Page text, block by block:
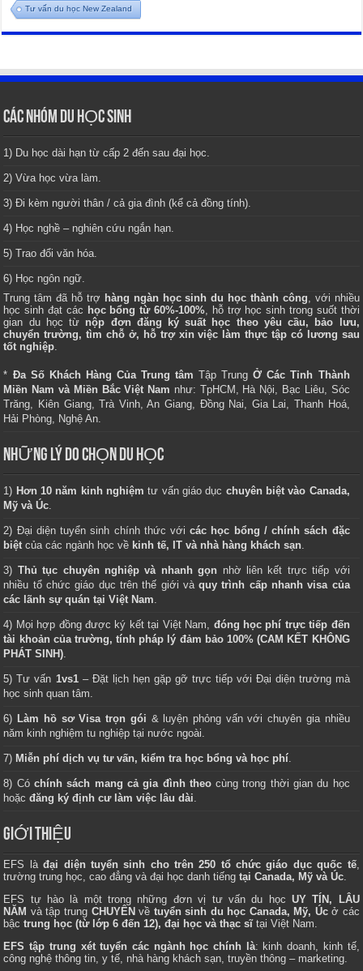
Tư vấn du học New Zealand
CÁC NHÓM DU HỌC SINH
1) Du học dài hạn từ cấp 2 đến sau đại học.
2) Vừa học vừa làm.
3) Đi kèm người thân / cả gia đình (kể cả đồng tính).
4) Học nghề – nghiên cứu ngắn hạn.
5) Trao đổi văn hóa.
6) Học ngôn ngữ.
Trung tâm đã hỗ trợ hàng ngàn học sinh du học thành công, với nhiều
học sinh đạt các học bổng từ 60%-100%, hỗ trợ học sinh trong suốt thời
gian du học từ nộp đơn đăng ký suất học theo yêu cầu, bảo lưu,
chuyển trường, tìm chỗ ở, hỗ trợ xin việc làm thực tập có lương sau
tốt nghiệp.
* Đa Số Khách Hàng Của Trung tâm Tập TrungỞ Các Tỉnh Thành
Miền Nam và Miền Bắc Việt Nam như: TpHCM, Hà Nội, Bạc Liêu, Sóc
Trăng, Kiên Giang, Trà Vinh, An Giang, Đồng Nai, Gia Lai, Thanh Hoá,
Hải Phòng, Nghệ An.
NHỮNG LÝ DO CHỌN DU HỌC
1) Hơn 10 năm kinh nghiệm tư vấn giáo dục chuyên biệt vào Canada,
Mỹ và Úc.
2) Đại diện tuyển sinh chính thức vớicác học bổng / chính sách đặc
biệt của các ngành học về kinh tế, IT và nhà hàng khách sạn.
3) Thủ tục chuyên nghiệp và nhanh gọn nhờ liên kết trực tiếp với
nhiều tổ chức giáo dục trên thế giới vàquy trình cấp nhanh visa của
các lãnh sự quán tại Việt Nam.
4) Mọi hợp đồng được ký kết tại Việt Nam, đóng học phí trực tiếp đến
tài khoản của trường, tính pháp lý đảm bảo 100% (CAM KẾT KHÔNG
PHÁT SINH).
5) Tư vấn 1vs1– Đặt lịch hẹn gặp gỡ trực tiếp với Đại diện trường mà
học sinh quan tâm.
6) Làm hồ sơ Visa trọn gói & luyện phỏng vấn với chuyên gia nhiều
năm kinh nghiệm tu nghiệp tại nước ngoài.
7) Miễn phí dịch vụ tư vấn, kiểm tra học bổng và học phí.
8) Cóchính sách mang cả gia đình theocùng trong thời gian du học
hoặcđăng ký định cư làm việc lâu dài.
GIỚI THIỆU
EFS làđại diện tuyển sinh cho trên 250 tổ chức giáo dục quốc tế,
trường trung học, cao đẳng và đại học danh tiếng tại Canada, Mỹ và Úc.
EFS tự hào là một trong những đơn vị tư vấn du học UY TÍN, LÂU
NĂM và tập trung CHUYÊN về tuyển sinh du học Canada, Mỹ, Úcở các
bậctrung học (từ lớp 6 đến 12), đại học và thạc sĩtại Việt Nam.
EFS tập trung xét tuyển các ngành học chính là: kinh doanh, kinh tế,
công nghệ thông tin, y tế, nhà hàng khách sạn, truyền thông – marketing.